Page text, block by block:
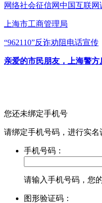
网络社会征信网中国互联网
上海市工商管理局
“962110”反诈劝阻电话宣传
亲爱的市民朋友，上海警方
您还未绑定手机号
请绑定手机号码，进行实名
手机号码：
请输入手机号码，您
图形验证码：